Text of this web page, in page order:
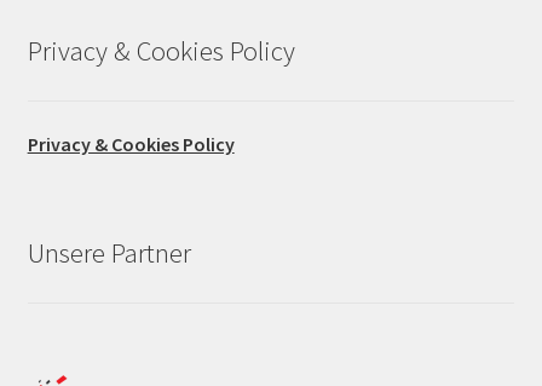
Privacy & Cookies Policy
Privacy & Cookies Policy
Unsere Partner